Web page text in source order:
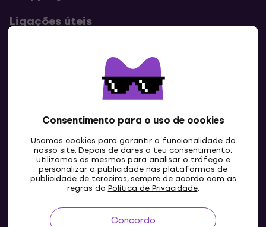
Consentimento para o uso de cookies
Usamos cookies para garantir a funcionalidade do
nosso site. Depois de dares o teu consentimento,
utilizamos os mesmos para analisar o tráfego e
personalizar a publicidade nas plataformas de
publicidade de terceiros, sempre de acordo com as
regras da Política de Privacidade.
Concordo
Ligações úteis
Contatos
Contacta-nos
PT